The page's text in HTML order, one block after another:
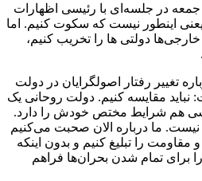
جمعه در جلسه‌ای با رئیسی اظهارات
یعنی اینطور نیست که سکوت کنیم. اما
دولتی ها را تخریب کنیم،
تغییر رفتار اصولگرایان در دولت
مقایسه کنیم. دولت روحانی یک
هم شرایط مختص خودش را دارد.
ما درباره الان صحبت می‌کنیم
مقاومت را تبلیغ کنیم و بدون اینکه
برای تمام شدن بحران‌ها فراهم